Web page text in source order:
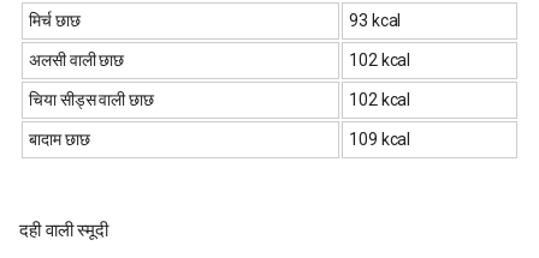
मिर्च छाछ 93 kcal
अलसी वाली छाछ 102 kcal
चिया सीड्स वाली छाछ 102 kcal
बादाम छाछ 109 kcal
दही वाली स्मूदी